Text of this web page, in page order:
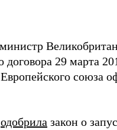
29 марта
союза
одобрила закон о